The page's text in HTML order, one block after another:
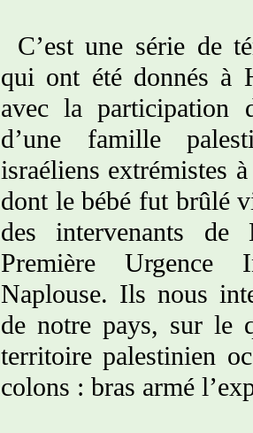
C’est une série de
qui ont été donnés à
avec la participation
d’une famille
israéliens extrémistes
dont le bébé fut brûlé
des intervenants de
Première Urgence I
Naplouse. Ils nous
de notre pays, sur le
territoire palestinien
colons : bras armé